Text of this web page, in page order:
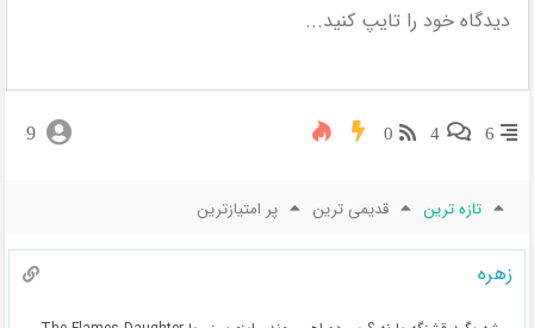
6
4
0
9
تازه ترین قدیمی ترین پر امتیازترین
زهره